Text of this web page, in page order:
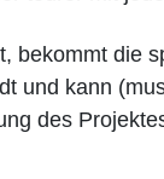
bekommt die
und kann
des